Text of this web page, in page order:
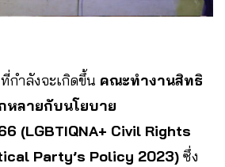
กำลังจะเกิดขึ้น คณะทำงานสิทธิ
หลายกับนโยบาย
(LGBTIQNA+ Civil Rights
Party’s Policy 2023) ซึ่ง